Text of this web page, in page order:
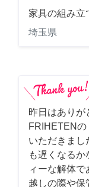
家具の組み立
埼玉県
昨日はありが
FRIHETEN
いただきまし
も遅くなる
ィーな解体
越しの際や保